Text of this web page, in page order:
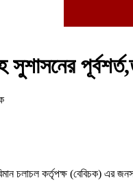
চলাচল কর্তৃপক্ষ (বেবিচক) এর